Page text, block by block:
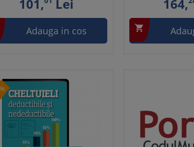
101, Lei
Adauga in cos
164,
